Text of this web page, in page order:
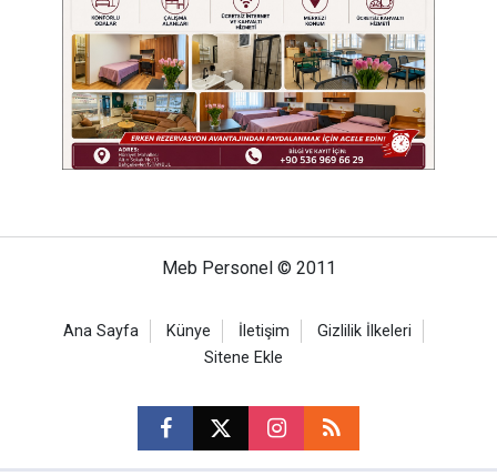
Meb Personel © 2011
Ana Sayfa Künye İletişim
Gizlilik İlkeleri
Sitene Ekle